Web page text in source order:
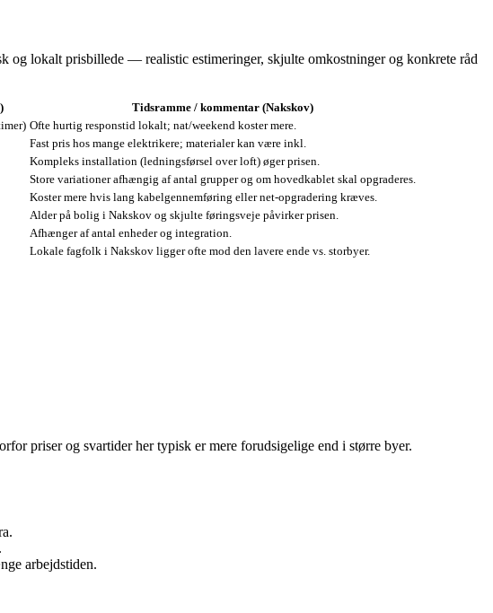
og lokalt prisbillede — realistic estimeringer, skjulte omkostninger og konkrete råd
Tidsramme / kommentar (Nakskov)
Ofte hurtig responstid lokalt; nat/weekend koster mere.
Fast pris hos mange elektrikere; materialer kan være inkl.
Kompleks installation (ledningsførsel over loft) øger prisen.
Store variationer afhængig af antal grupper og om hovedkablet skal opgraderes.
Koster mere hvis lang kabelgennemføring eller net‑opgradering kræves.
Alder på bolig i Nakskov og skjulte føringsveje påvirker prisen.
Afhænger af antal enheder og integration.
Lokale fagfolk i Nakskov ligger ofte mod den lavere ende vs. storbyer.
priser og svartider her typisk er mere forudsigelige end i større byer.
arbejdstiden.